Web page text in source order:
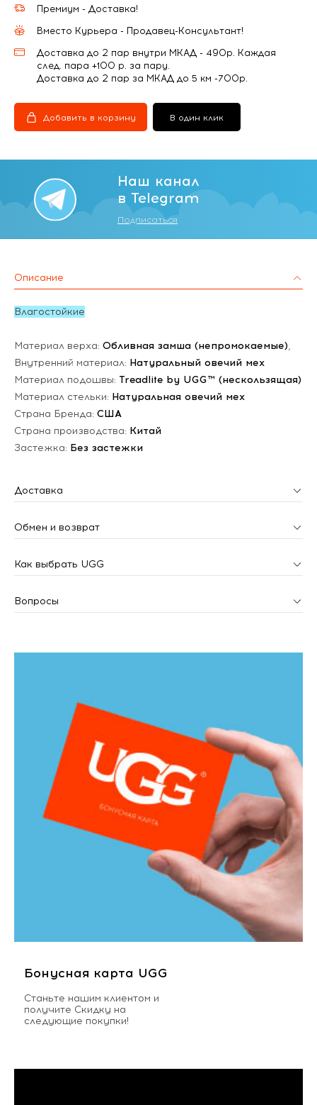
Премиум - Доставка!
Вместо Курьера - Продавец-Консультант!
Доставка до 2 пар внутри МКАД - 490р. Каждая
след. пара +100 р. за пару.
Доставка до 2 пар за МКАД до 5 км -700р.
Добавить в корзину В один клик
Наш канал
в Telegram
Подписаться
Описание
Влагостойкие
Материал верха: Обливная замша (непромокаемые),
Внутренний материал: Натуральный овечий мех
Материал подошвы: Treadlite by UGG™ (нескользящая)
Материал стельки: Натуральная овечий мех
Страна Бренда: США
Страна производства: Китай
Застежка: Без застежки
Доставка
Обмен и возврат
Как выбрать UGG
Вопросы
Бонусная карта UGG
Станьте нашим клиентом и
получите Скидку на
следующие покупки!